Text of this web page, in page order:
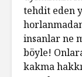
tehdit eden
insanlar ne
böyle!
kakma